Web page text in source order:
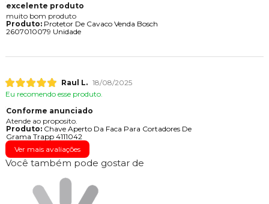
excelente produto
muito bom produto
Produto:Protetor De Cavaco Venda Bosch
2607010079 Unidade
Raul L. 18/08/2025
Eu recomendo esse produto.
Conforme anunciado
Atende ao proposito.
Produto:Chave Aperto Da Faca Para Cortadores De
Grama Trapp 4111042
Ver mais avaliações
Você também pode gostar de